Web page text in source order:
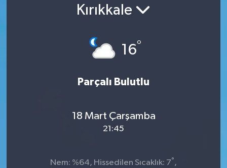
Kırıkkale
16°
Parçalı Bulutlu
18 Mart Çarşamba
21:45
Nem: %64, Hissedilen Sıcaklık: 7° ,
Erdek